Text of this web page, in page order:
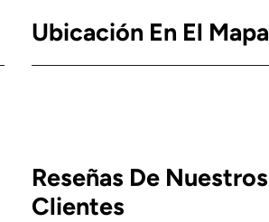
Ubicación En El Mapa
Reseñas De Nuestros
Clientes